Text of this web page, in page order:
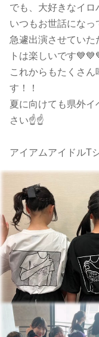
でも、大好きなイロ
いつもお世話になっ
急遽出演させてい
トは楽しいです
これからもたくさん
す！！
夏に向けても県外
さい☝️☝️
アイアムアイドルT